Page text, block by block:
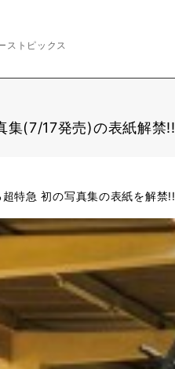
ストピックス
集(7/17発売)の表紙解禁!!
特急 初の写真集の表紙を解禁!!